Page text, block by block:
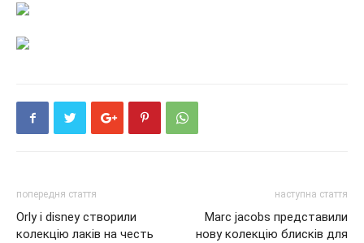
попередня стаття
Orly і disney створили
колекцію лаків на честь
наступна стаття
Marc jacobs представили
нову колекцію блисків для